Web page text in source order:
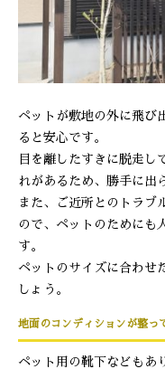
ペットが敷地の外に飛び
ると安心です。
目を離したすきに脱走し
れがあるため、勝手に出
また、ご近所とのトラブ
ので、ペットのためにも
す。
ペットのサイズに合わせ
しょう。
地面のコンディションが整っ
ペット用の靴下などもあ